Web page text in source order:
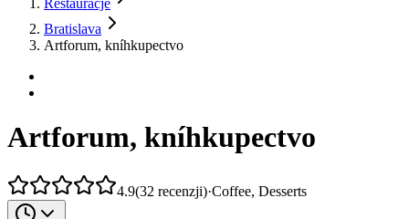
Restauracje
Bratislava
Artforum, kníhkupectvo
Artforum, kníhkupectvo
4.9(32 recenzji)·Coffee, Desserts